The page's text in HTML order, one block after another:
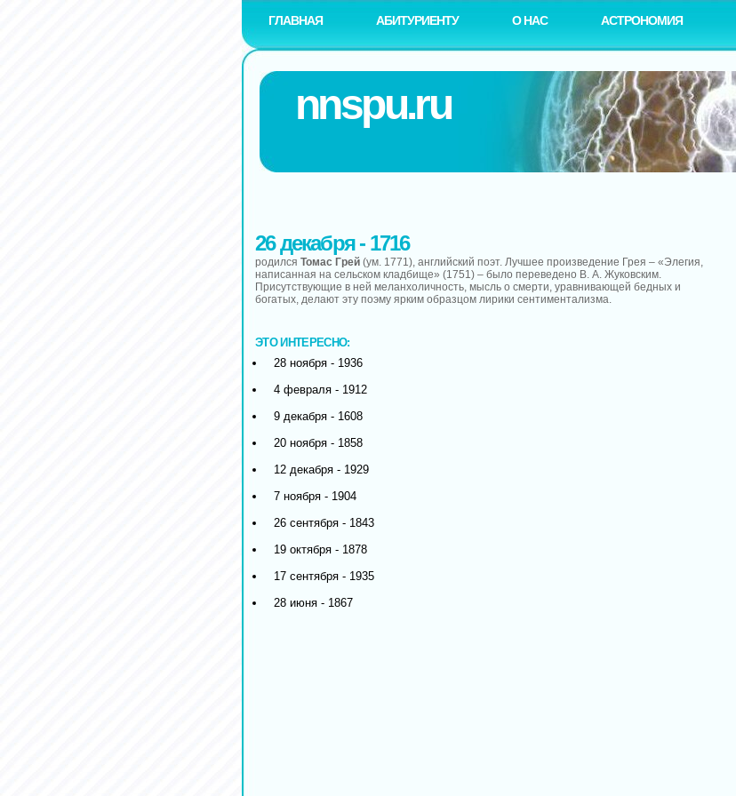
ГЛАВНАЯ АБИТУРИЕНТУ О НАС АСТРОНОМИЯ
nnspu.ru
26 декабря - 1716
родился Томас Грей (ум. 1771), английский поэт. Лучшее произведение Грея – «Элегия,
написанная на сельском кладбище» (1751) – было переведено В. А. Жуковским.
Присутствующие в ней меланхоличность, мысль о смерти, уравнивающей бедных и
богатых, делают эту поэму ярким образцом лирики сентиментализма.
ЭТО ИНТЕРЕСНО:
28 ноября - 1936
4 февраля - 1912
9 декабря - 1608
20 ноября - 1858
12 декабря - 1929
7 ноября - 1904
26 сентября - 1843
19 октября - 1878
17 сентября - 1935
28 июня - 1867